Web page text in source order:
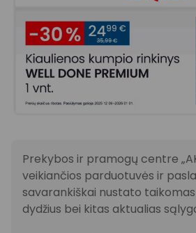
Prekybos ir pramogų centre
veikiančios parduotuvės ir
savarankiškai nustato taikomas
dydžius bei kitas aktualias